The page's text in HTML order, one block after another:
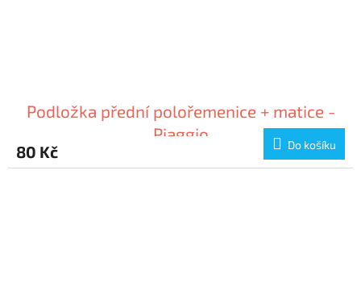
Podložka přední polořemenice + matice -
Piaggio
80 Kč Do košíku